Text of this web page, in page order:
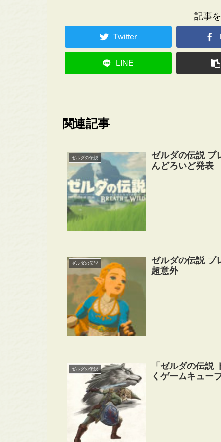
記事
Twitter
LINE
関連記事
ゼルダの伝説
ゼルダの伝説 ブ
んどろいど発表
ゼルダの伝説
ゼルダの伝説 ブ
超意外
ゼルダの伝説
「ゼルダの伝説
くゲームキュー